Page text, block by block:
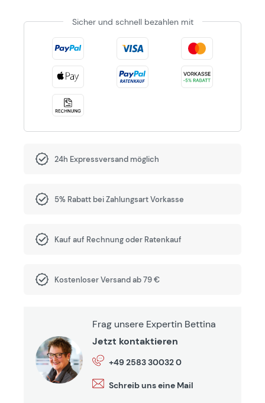
Sicher und schnell bezahlen mit
24h Expressversand möglich
5% Rabatt bei Zahlungsart Vorkasse
Kauf auf Rechnung oder Ratenkauf
Kostenloser Versand ab 79 €
Frag unsere Expertin Bettina
Jetzt kontaktieren
+49 2583 30032 0
Schreib uns eine Mail